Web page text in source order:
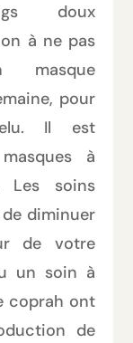
doux
à ne pas
pour
Il est
à
Les soins
diminuer
de votre
un soin à
coprah ont
de